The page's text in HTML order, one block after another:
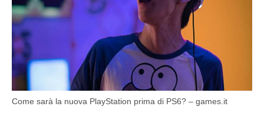
Come sarà la nuova PlayStation prima di PS6? – games.it